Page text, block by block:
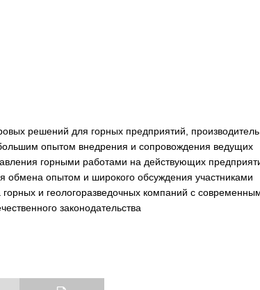
решений для горных предприятий, производитель
опытом внедрения и сопровождения ведущих
горными работами на действующих
опытом и широкого обсуждения участниками
и геологоразведочных компаний с
законодательства